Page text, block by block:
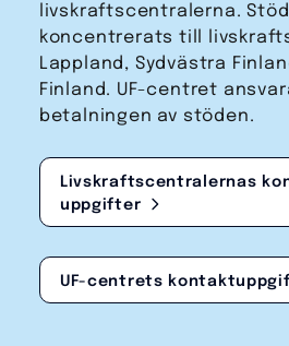
livskraftscentralerna.
koncentrerats till
Lappland, Sydvästra
Finland. UF-centret
betalningen av stöden.
Livskraftscentralernas
uppgifter
UF-centrets